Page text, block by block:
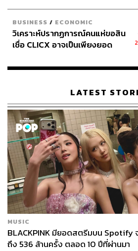
BUSINESS / ECONOMIC
วิเคราะห์ปรากฏการณ์คนแห่ขอสิน
เชื่อ CLICX อาจเป็นเพียงยอด
เรือนไทยที่ถูกซุกไว้
LATEST
MUSIC
BLACKPINK มียอดสตรีมบน Spotify
ถึง 536 ล้านครั้ง ตลอด 10 ปีที่ผ่านมา